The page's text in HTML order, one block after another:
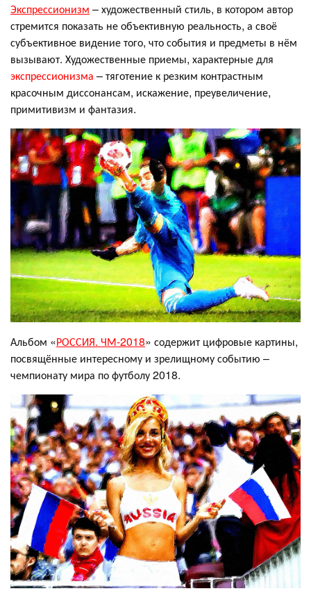
Экспрессионизм – художественный стиль, в котором автор
стремится показать не объективную реальность, а своё
субъективное видение того, что события и предметы в нём
вызывают. Художественные приемы, характерные для
экспрессионизма – тяготение к резким контрастным
красочным диссонансам, искажение, преувеличение,
примитивизм и фантазия.
Альбом «РОССИЯ. ЧМ-2018» содержит цифровые картины,
посвящённые интересному и зрелищному событию –
чемпионату мира по футболу 2018.